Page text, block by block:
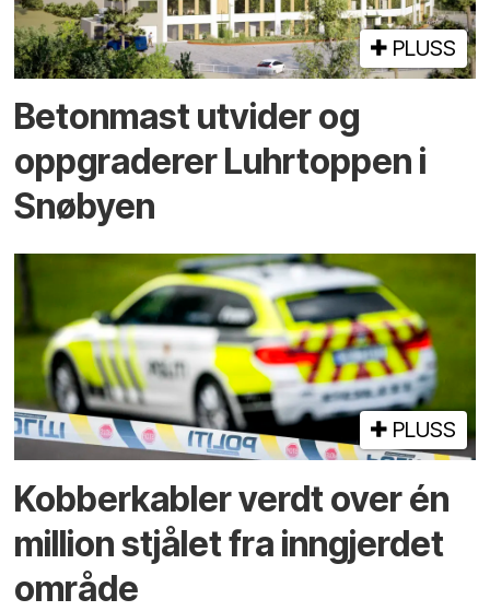
PLUSS
Betonmast utvider og
oppgraderer Luhrtoppen i
Snøbyen
PLUSS
Kobberkabler verdt over én
million stjålet fra inngjerdet
område